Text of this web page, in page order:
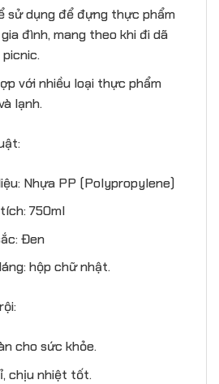
sử dụng để đựng thực phẩm
đình, mang theo khi đi dã
picnic.
với nhiều loại thực phẩm
lạnh.
Nhựa PP (Polypropylene)
750ml
Đen
hộp chữ nhật.
cho sức khỏe.
chịu nhiệt tốt.